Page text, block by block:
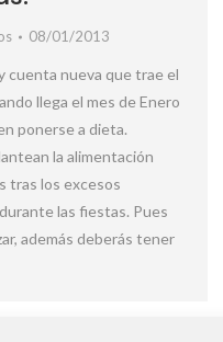
08/01/2013
cuenta nueva que trae el
llega el mes de Enero
ponerse a dieta.
la alimentación
tras los excesos
las fiestas. Pues
además deberás tener